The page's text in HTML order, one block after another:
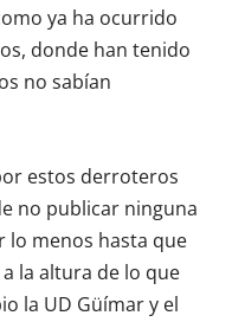
ya ha ocurrido
donde han tenido
no sabían
estos derroteros
no publicar ninguna
lo menos hasta que
la altura de lo que
la UD Güímar y el